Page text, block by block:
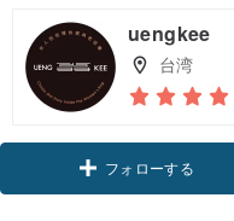
uengkee
台湾
フォローする